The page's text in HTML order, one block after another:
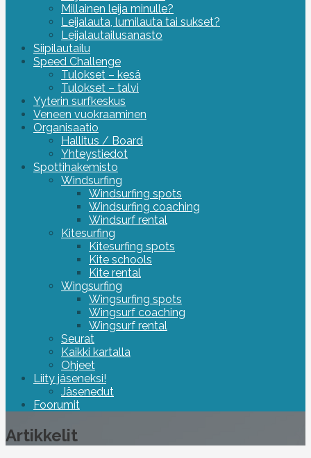
Millainen leija minulle?
Leijalauta, lumilauta tai sukset?
Leijalautailusanasto
Siipilautailu
Speed Challenge
Tulokset – kesä
Tulokset – talvi
Yyterin surfkeskus
Veneen vuokraaminen
Organisaatio
Hallitus / Board
Yhteystiedot
Spottihakemisto
Windsurfing
Windsurfing spots
Windsurfing coaching
Windsurf rental
Kitesurfing
Kitesurfing spots
Kite schools
Kite rental
Wingsurfing
Wingsurfing spots
Wingsurf coaching
Wingsurf rental
Seurat
Kaikki kartalla
Ohjeet
Liity jäseneksi!
Jäsenedut
Foorumit
Artikkelit